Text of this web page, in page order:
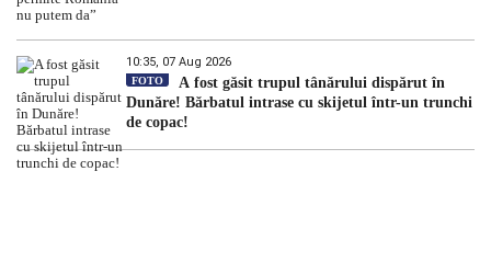
10:35, 07 Aug 2026
FOTO
A fost găsit trupul tânărului dispărut în
Dunăre! Bărbatul intrase cu skijetul într-un trunchi
de copac!